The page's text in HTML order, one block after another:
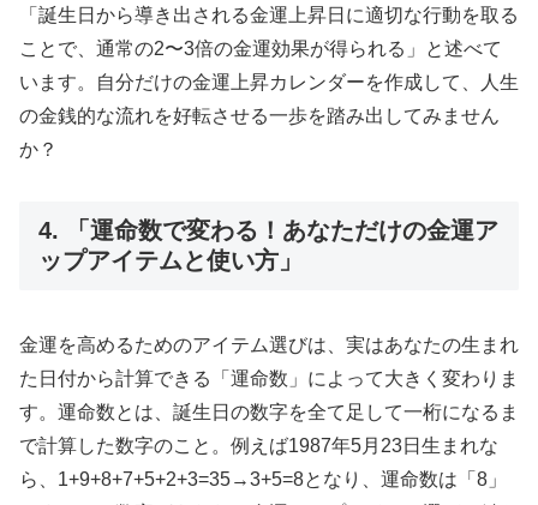
「誕生日から導き出される金運上昇日に適切な行動を取る
ことで、通常の2〜3倍の金運効果が得られる」と述べて
います。自分だけの金運上昇カレンダーを作成して、人生
の金銭的な流れを好転させる一歩を踏み出してみません
か？
4. 「運命数で変わる！あなただけの金運ア
ップアイテムと使い方」
金運を高めるためのアイテム選びは、実はあなたの生まれ
た日付から計算できる「運命数」によって大きく変わりま
す。運命数とは、誕生日の数字を全て足して一桁になるま
で計算した数字のこと。例えば1987年5月23日生まれな
ら、1+9+8+7+5+2+3=35→3+5=8となり、運命数は「8」